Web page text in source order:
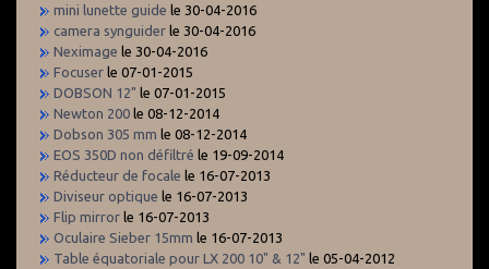
mini lunette guide le 30-04-2016
camera synguider le 30-04-2016
Neximage le 30-04-2016
Focuser le 07-01-2015
DOBSON 12" le 07-01-2015
Newton 200 le 08-12-2014
Dobson 305 mm le 08-12-2014
EOS 350D non défiltré le 19-09-2014
Réducteur de focale le 16-07-2013
Diviseur optique le 16-07-2013
Flip mirror le 16-07-2013
Oculaire Sieber 15mm le 16-07-2013
Table équatoriale pour LX 200 10" & 12" le 05-04-2012